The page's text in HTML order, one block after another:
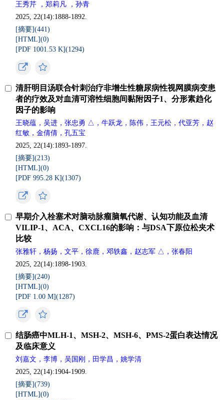
王秀芹 ，郑莉凡 ，孙青
2025, 22(14):1888-1892.
[摘要](441)
[HTML](0)
[PDF 1001.53 K](1294)
清肝明目汤联合针刺治疗非增生性糖尿病性视网膜病变患
者的疗效及对血清可溶性细胞间黏附因子1、分形素趋化
因子的影响
王晓蕴，吴进，张忠勇 △，牛跃龙，陈伟，王元松，代亚芳，赵
红敏，金倩倩，孔五宝
2025, 22(14):1893-1897.
[摘要](213)
[HTML](0)
[PDF 995.28 K](1307)
早期介入栓塞术对脑动脉瘤脑氧代谢、认知功能及血清
VILIP-1、ACA、CXCL16的影响：与DSA下原位松夹术
比较
张雅轩，杨扬，文平，徐鹿，邓轶鑫，赵志军 △，张春阳
2025, 22(14):1898-1903.
[摘要](240)
[HTML](0)
[PDF 1.00 M](1287)
结肠癌中MLH-1、MSH-2、MSH-6、PMS-2蛋白表达情况
及临床意义
刘嘉文，李博，吴国刚，田学昌，姚学清
2025, 22(14):1904-1909.
[摘要](739)
[HTML](0)